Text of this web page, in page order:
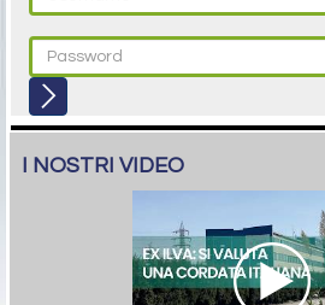
I NOSTRI VIDEO